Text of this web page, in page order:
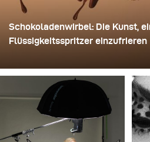
Schokoladenwirbel: Die Kunst,
Flüssigkeitsspritzer einzufrieren
günstiger Einweg-Sektgläser
entfernte die Standfüße, bohrte
jedes einzelnen Glases und
auf einen Bohrer. So entstand
rotierende Konstruktion, die die